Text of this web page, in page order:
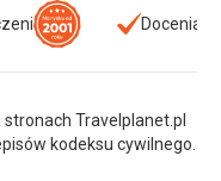
Doceniani
Travelplanet.pl
kodeksu cywilnego.